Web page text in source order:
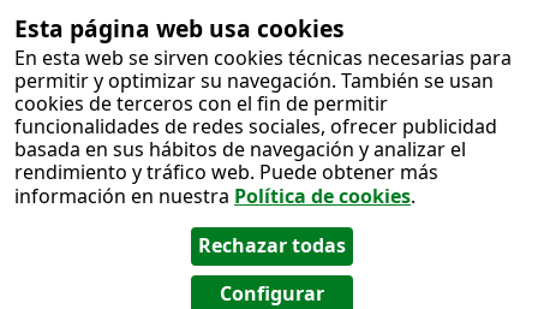
Esta página web usa cookies
En esta web se sirven cookies técnicas necesarias para
permitir y optimizar su navegación. También se usan
cookies de terceros con el fin de permitir
funcionalidades de redes sociales, ofrecer publicidad
basada en sus hábitos de navegación y analizar el
rendimiento y tráfico web. Puede obtener más
información en nuestra Política de cookies.